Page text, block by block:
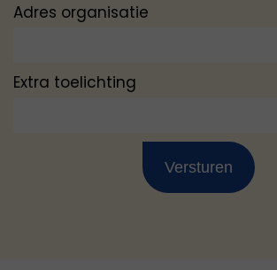
Adres organisatie
Extra toelichting
Versturen